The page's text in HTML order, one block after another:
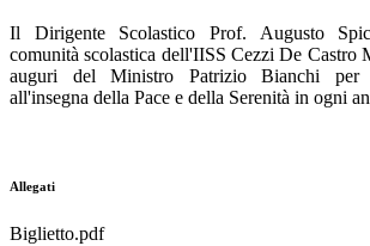
Il Dirigente Scolastico Prof. Augusto
comunità scolastica dell'IISS Cezzi De Castro
auguri del Ministro Patrizio Bianchi per
all'insegna della Pace e della Serenità in ogni
Allegati
Biglietto.pdf